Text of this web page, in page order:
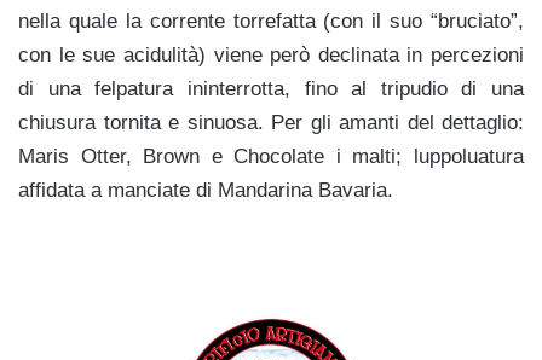
nella quale la corrente torrefatta (con il suo “bruciato”,
con le sue acidulità) viene però declinata in percezioni
di una felpatura ininterrotta, fino al tripudio di una
chiusura tornita e sinuosa. Per gli amanti del dettaglio:
Maris Otter, Brown e Chocolate i malti; luppoluatura
affidata a manciate di Mandarina Bavaria.